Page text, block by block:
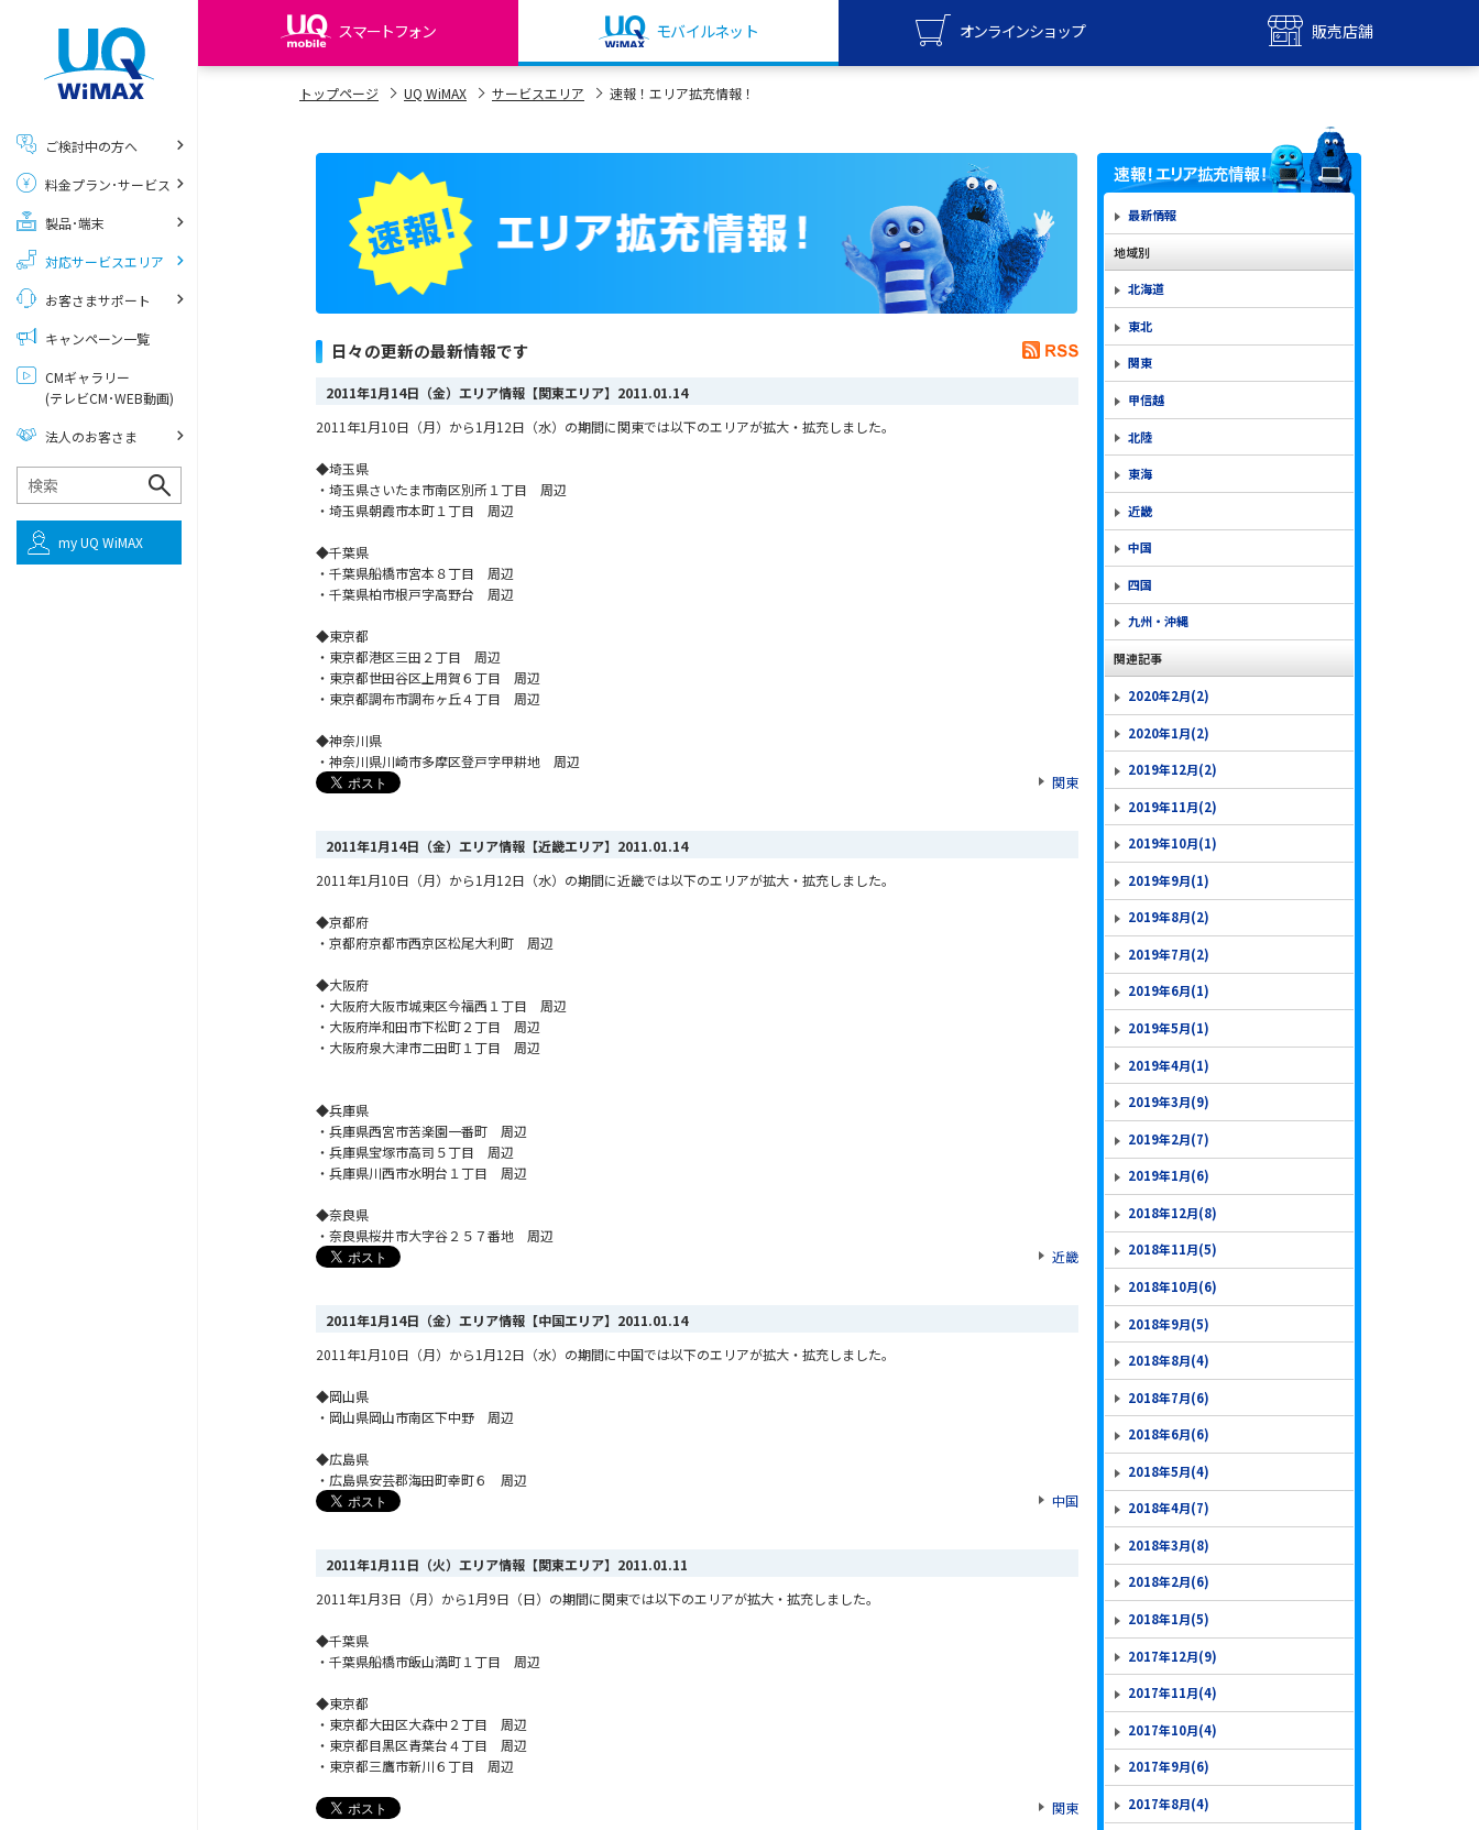
スマートフォン モバイルネット オンラインショップ 販売店舗
my UQ WiMAX
My UQ mobile
UQ mobile ご契約の方
UQ mobile
データチャージサイト
UQ WiMAX
オンラインショップ
UQ WiMAX
販売店舗
トップページ UQ WiMAX サービスエリア 速報！エリア拡充情報！
日々の更新の最新情報です
2011年1月14日（金）エリア情報【関東エリア】 2011.01.14
2011年1月10日（月）から1月12日（水）の期間に関東では以下のエリアが拡大・拡充しました。
◆埼玉県
・埼玉県さいたま市南区別所１丁目 周辺
・埼玉県朝霞市本町１丁目 周辺
◆千葉県
・千葉県船橋市宮本８丁目 周辺
・千葉県柏市根戸字高野台 周辺
◆東京都
・東京都港区三田２丁目 周辺
・東京都世田谷区上用賀６丁目 周辺
・東京都調布市調布ヶ丘４丁目 周辺
◆神奈川県
・神奈川県川崎市多摩区登戸字甲耕地 周辺
関東
2011年1月14日（金）エリア情報【近畿エリア】 2011.01.14
2011年1月10日（月）から1月12日（水）の期間に近畿では以下のエリアが拡大・拡充しました。
◆京都府
・京都府京都市西京区松尾大利町 周辺
◆大阪府
・大阪府大阪市城東区今福西１丁目 周辺
・大阪府岸和田市下松町２丁目 周辺
・大阪府泉大津市二田町１丁目 周辺
◆兵庫県
・兵庫県西宮市苦楽園一番町 周辺
・兵庫県宝塚市高司５丁目 周辺
・兵庫県川西市水明台１丁目 周辺
◆奈良県
・奈良県桜井市大字谷２５７番地 周辺
近畿
2011年1月14日（金）エリア情報【中国エリア】 2011.01.14
2011年1月10日（月）から1月12日（水）の期間に中国では以下のエリアが拡大・拡充しました。
◆岡山県
・岡山県岡山市南区下中野 周辺
◆広島県
・広島県安芸郡海田町幸町６ 周辺
中国
2011年1月11日（火）エリア情報【関東エリア】 2011.01.11
2011年1月3日（月）から1月9日（日）の期間に関東では以下のエリアが拡大・拡充しました。
◆千葉県
・千葉県船橋市飯山満町１丁目 周辺
◆東京都
・東京都大田区大森中２丁目 周辺
・東京都目黒区青葉台４丁目 周辺
・東京都三鷹市新川６丁目 周辺
関東
最新情報
地域別
北海道
東北
関東
甲信越
北陸
東海
近畿
中国
四国
九州・沖縄
関連記事
2020年2月(2)
2020年1月(2)
2019年12月(2)
2019年11月(2)
2019年10月(1)
2019年9月(1)
2019年8月(2)
2019年7月(2)
2019年6月(1)
2019年5月(1)
2019年4月(1)
2019年3月(9)
2019年2月(7)
2019年1月(6)
2018年12月(8)
2018年11月(5)
2018年10月(6)
2018年9月(5)
2018年8月(4)
2018年7月(6)
2018年6月(6)
2018年5月(4)
2018年4月(7)
2018年3月(8)
2018年2月(6)
2018年1月(5)
2017年12月(9)
2017年11月(4)
2017年10月(4)
2017年9月(6)
2017年8月(4)
ご検討中の方へ
料金プラン･サービス
製品･端末
対応サービスエリア
お客さまサポート
キャンペーン一覧
CMギャラリー
(テレビCM･WEB動画)
法人のお客さま
my UQ WiMAX